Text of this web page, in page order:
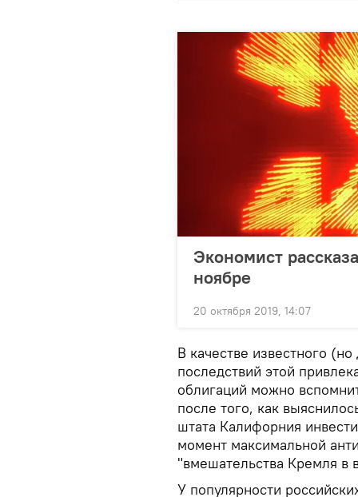
Экономист
ноябре
20 октября 2019, 14:07
В качестве известного
последствий этой
облигаций можно
после того, как
штата Калифорния
момент максимальной
"вмешательства Кремля в
У популярности